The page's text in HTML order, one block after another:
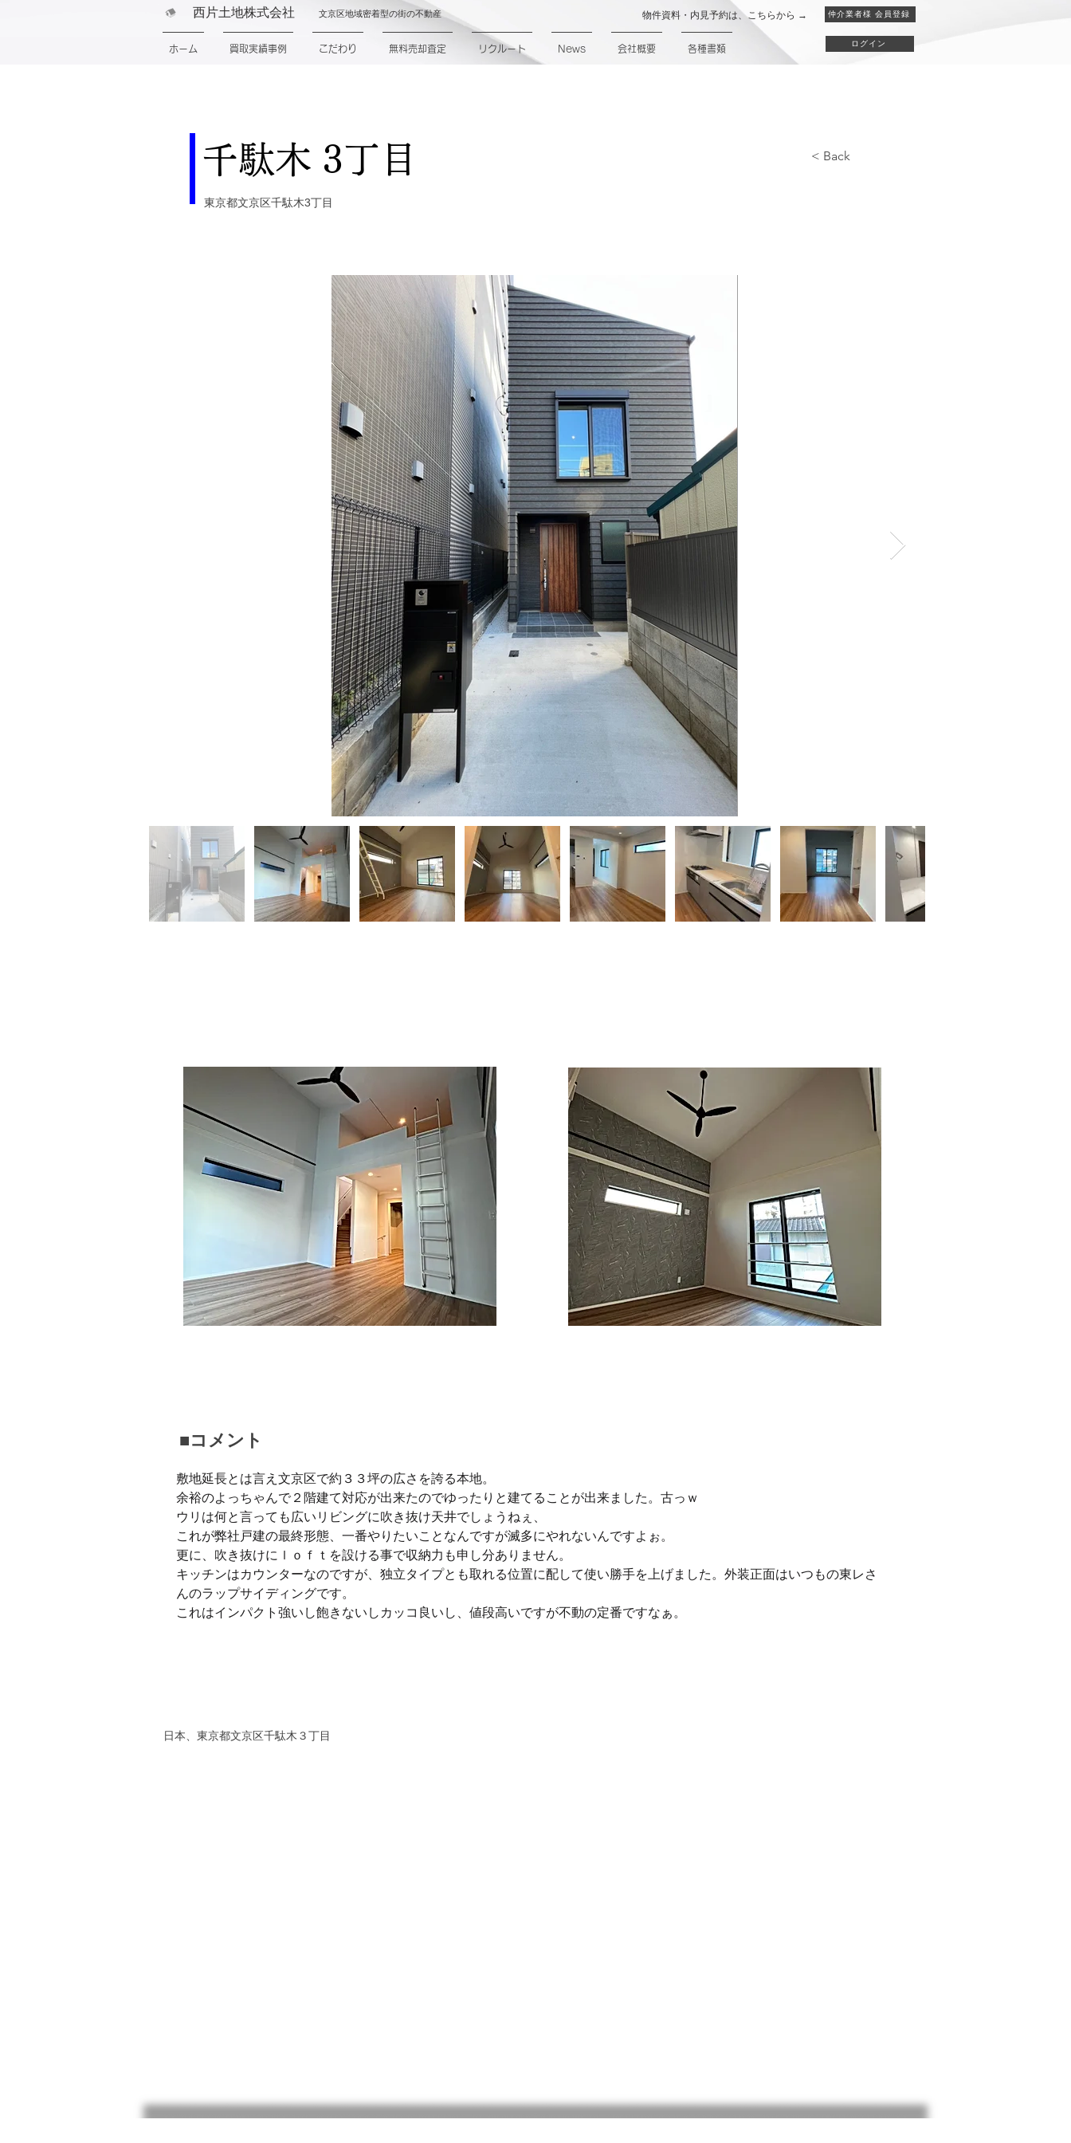
文京区地域密着型の街の不動産
西片土地株式会社 物件資料・内見予約は、こちらから → 仲介業者様 会員登録
ホーム 買取実績事例 こだわり 無料売却査定 リクルート News 会社概要 各種書類
ログイン
千駄木 3丁目
東京都文京区千駄木3丁目
< Back
■コメント
敷地延長とは言え文京区で約３３坪の広さを誇る本地。
余裕のよっちゃんで２階建て対応が出来たのでゆったりと建てることが出来ました。古っｗ
ウリは何と言っても広いリビングに吹き抜け天井でしょうねぇ、
これが弊社戸建の最終形態、一番やりたいことなんですが滅多にやれないんですよぉ。
更に、吹き抜けにｌｏｆｔを設ける事で収納力も申し分ありません。
キッチンはカウンターなのですが、独立タイプとも取れる位置に配して使い勝手を上げました。外装正面はいつもの東レさ
んのラップサイディングです。
これはインパクト強いし飽きないしカッコ良いし、値段高いですが不動の定番ですなぁ。
日本、東京都文京区千駄木３丁目